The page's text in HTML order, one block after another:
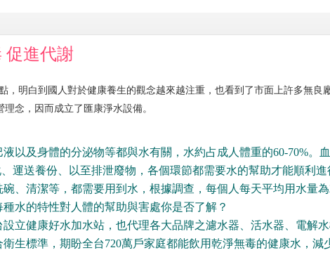
促進代謝
，明白到國人對於健康養生的觀念越來越注重，也看到了市面上許多無良
念，因而成立了匯康淨水設備。
以及身體的分泌物等都與水有關，水約占成人體重的60-70%。
運送養份、以至排泄廢物，各個環節都需要水的幫助才能順利進
、清潔等，都需要用到水，根據調查，每個人每天平均用水量為
水的特性對人體的幫助與害處你是否了解？
立健康好水加水站，也代理各大品牌之濾水器、活水器、電解
生標準，期盼全台720萬戶家庭都能飲用乾淨無毒的健康水，減